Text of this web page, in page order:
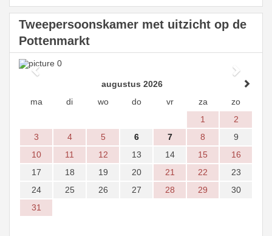
Tweepersoonskamer met uitzicht op de
Pottenmarkt
Previous
Next
augustus 2026
ma
di wo do vr za
zo
1
2
3
4 5 6 7 8
9
10
11 12 13 14 15
16
17
18 19 20 21 22
23
24
25 26 27 28 29
30
31